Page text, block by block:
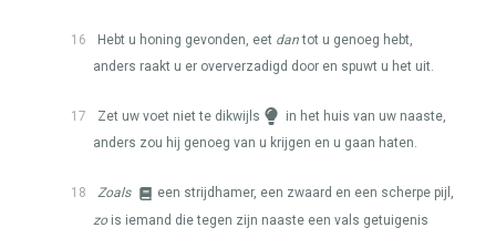
16 Hebt u honing gevonden, eet dantot u genoeg hebt,
anders raakt u er oververzadigd door en spuwt u het uit.
17 Zet uw voet niet te dikwijls
in het huis van uw naaste,
anders zou hij genoeg van u krijgen en u gaan haten.
18 Zoals
een strijdhamer, een zwaard en een scherpe pijl,
zois iemand die tegen zijn naaste een vals getuigenis